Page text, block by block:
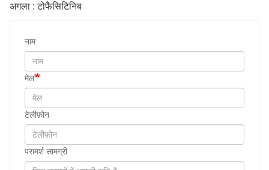
अगला : टोफैसिटिनिब
नाम
मेल
टेलीफ़ोन
परामर्श सामग्री